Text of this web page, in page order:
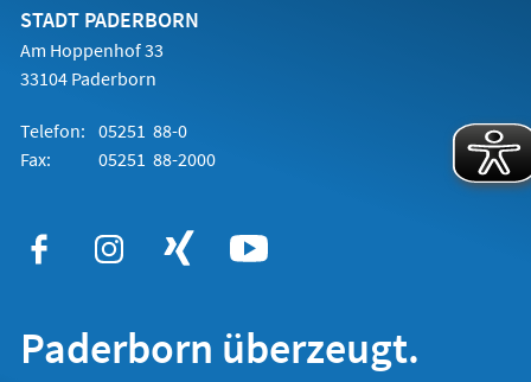
STADT PADERBORN
Am Hoppenhof 33
33104 Paderborn
Telefon: 05251 88-0
Fax:
05251 88-2000
Paderborn überzeugt.